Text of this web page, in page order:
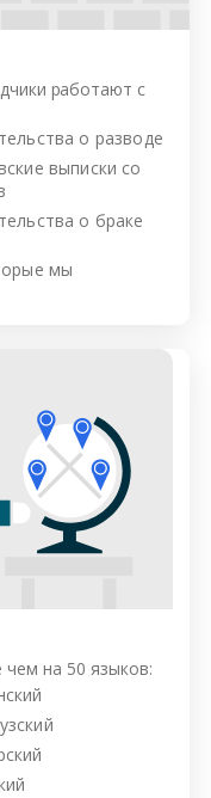
работают с
о разводе
выписки со
о браке
мы
на 50 языков: